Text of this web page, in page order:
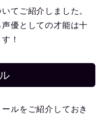
てご紹介しました。
優としての才能は十
！
ルをご紹介しておき